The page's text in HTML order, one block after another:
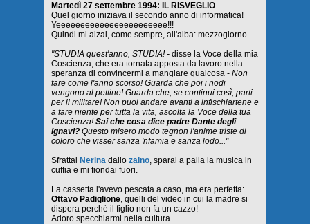
Martedì 27 settembre 1994: IL RISVEGLIO
Quel giorno iniziava il secondo anno di informatica!
Yeeeeeeeeeeeeeeeeeeeeeee!!!
Quindi mi alzai, come sempre, all'alba: mezzogiorno.
"STUDIA quest'anno, STUDIA! - disse la Voce della mia
Coscienza, che era tornata apposta da lavoro nella
speranza di convincermi a mangiare qualcosa - Non
fare come l'anno scorso! Guarda che poi i nodi
vengono al pettine! Guarda che, se continui così, parti
per il militare! Non puoi andare avanti a infischiartene e
a fare niente per tutta la vita, ascolta la Voce della tua
Coscienza!Sai che cosa dice padre Dante degli
ignavi? Questo misero modo tegnon l'anime triste di
coloro che visser sanza 'nfamia e sanza lodo..."
Sfrattai Nerina dallo zaino, sparai a palla la musica in
cuffia e mi fiondai fuori.
La cassetta l'avevo pescata a caso, ma era perfetta:
Ottavo Padiglione, quelli del video in cui la madre si
dispera perché il figlio non fa un cazzo!
Adoro specchiarmi nella cultura.